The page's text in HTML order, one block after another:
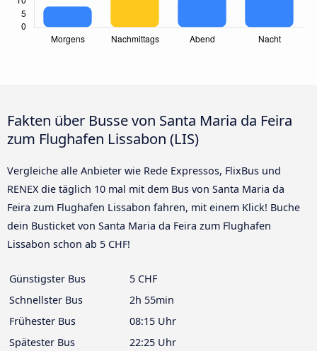
Fakten über Busse von Santa Maria da Feira
zum Flughafen Lissabon (LIS)
Vergleiche alle Anbieter wie Rede Expressos, FlixBus und
RENEX die täglich 10 mal mit dem Bus von Santa Maria da
Feira zum Flughafen Lissabon fahren, mit einem Klick! Buche
dein Busticket von Santa Maria da Feira zum Flughafen
Lissabon schon ab 5 CHF!
Günstigster Bus
5 CHF
Schnellster Bus
2h 55min
Frühester Bus
08:15 Uhr
Spätester Bus
22:25 Uhr